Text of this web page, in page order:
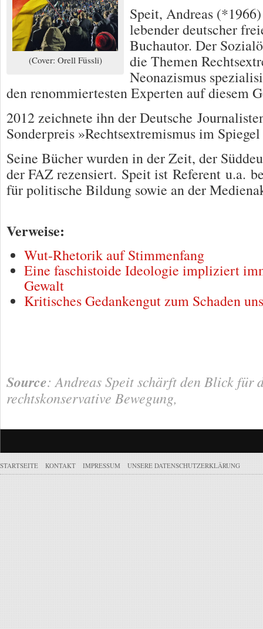
(Cover: Orell Füssli)
Speit, Andreas
lebender deutscher
Buchautor. Der
die Themen
Neonazismus
den renommiertesten Experten auf diesem
2012 zeichnete ihn der Deutsche
Sonderpreis »Rechtsextremismus im
Seine Bücher wurden in der Zeit, der
der FAZ rezensiert. Speit ist Referent u.a.
für politische Bildung sowie an der
Verweise:
Wut-Rhetorik auf Stimmenfang
Eine faschistoide Ideologie impliziert
Gewalt
Kritisches Gedankengut zum Schaden
Source: Andreas Speit schärft den Blick für
rechtskonservative Bewegung,
STARTSEITE KONTAKT IMPRESSUM UNSERE DATENSCHUTZERKLÄRUNG